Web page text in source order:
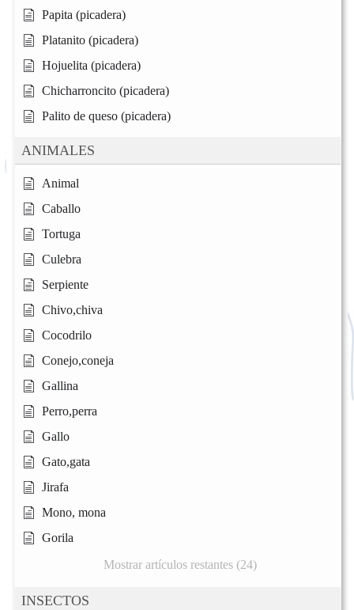
Papita (picadera)
Platanito (picadera)
Hojuelita (picadera)
Chicharroncito (picadera)
Palito de queso (picadera)
ANIMALES
Animal
Caballo
Tortuga
Culebra
Serpiente
Chivo,chiva
Cocodrilo
Conejo,coneja
Gallina
Perro,perra
Gallo
Gato,gata
Jirafa
Mono, mona
Gorila
Mostrar artículos restantes (24)
INSECTOS